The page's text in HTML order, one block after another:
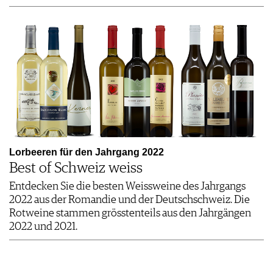
Lorbeeren für den Jahrgang 2022
Best of Schweiz weiss
Entdecken Sie die besten Weissweine des Jahrgangs
2022 aus der Romandie und der Deutschschweiz. Die
Rotweine stammen grösstenteils aus den Jahrgängen
2022 und 2021.